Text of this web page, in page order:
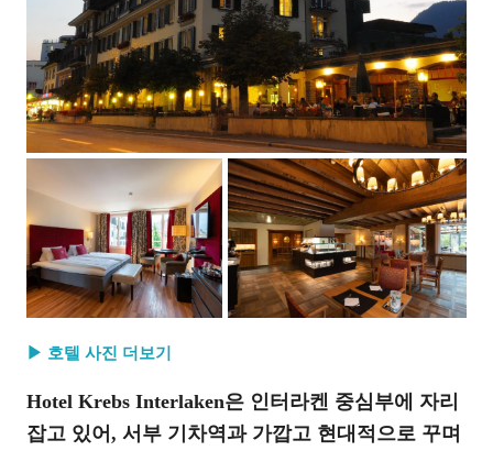
▶ 호텔 사진 더보기
Hotel Krebs Interlaken은 인터라켄 중심부에 자리
잡고 있어, 서부 기차역과 가깝고 현대적으로 꾸며